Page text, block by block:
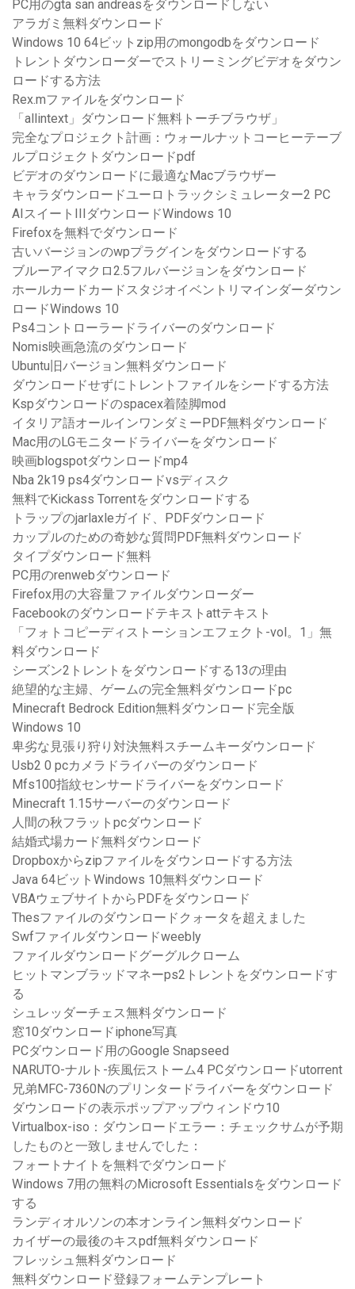
PC用のgta san andreasをダウンロードしない
アラガミ無料ダウンロード
Windows 10 64ビットzip用のmongodbをダウンロード
トレントダウンローダーでストリーミングビデオをダウン
ロードする方法
Rex.mファイルをダウンロード
「allintext」ダウンロード無料トーチブラウザ」
完全なプロジェクト計画：ウォールナットコーヒーテーブ
ルプロジェクトダウンロードpdf
ビデオのダウンロードに最適なMacブラウザー
キャラダウンロードユーロトラックシミュレーター2 PC
AIスイートIIIダウンロードWindows 10
Firefoxを無料でダウンロード
古いバージョンのwpプラグインをダウンロードする
ブルーアイマクロ2.5フルバージョンをダウンロード
ホールカードカードスタジオイベントリマインダーダウン
ロードWindows 10
Ps4コントローラードライバーのダウンロード
Nomis映画急流のダウンロード
Ubuntu旧バージョン無料ダウンロード
ダウンロードせずにトレントファイルをシードする方法
Kspダウンロードのspacex着陸脚mod
イタリア語オールインワンダミーPDF無料ダウンロード
Mac用のLGモニタードライバーをダウンロード
映画blogspotダウンロードmp4
Nba 2k19 ps4ダウンロードvsディスク
無料でKickass Torrentをダウンロードする
トラップのjarlaxleガイド、PDFダウンロード
カップルのための奇妙な質問PDF無料ダウンロード
タイプダウンロード無料
PC用のrenwebダウンロード
Firefox用の大容量ファイルダウンローダー
Facebookのダウンロードテキストattテキスト
「フォトコピーディストーションエフェクト-vol。1」無
料ダウンロード
シーズン2トレントをダウンロードする13の理由
絶望的な主婦、ゲームの完全無料ダウンロードpc
Minecraft Bedrock Edition無料ダウンロード完全版
Windows 10
卑劣な見張り狩り対決無料スチームキーダウンロード
Usb2 0 pcカメラドライバーのダウンロード
Mfs100指紋センサードライバーをダウンロード
Minecraft 1.15サーバーのダウンロード
人間の秋フラットpcダウンロード
結婚式場カード無料ダウンロード
Dropboxからzipファイルをダウンロードする方法
Java 64ビットWindows 10無料ダウンロード
VBAウェブサイトからPDFをダウンロード
Thesファイルのダウンロードクォータを超えました
Swfファイルダウンロードweebly
ファイルダウンロードグーグルクローム
ヒットマンブラッドマネーps2トレントをダウンロードす
る
シュレッダーチェス無料ダウンロード
窓10ダウンロードiphone写真
PCダウンロード用のGoogle Snapseed
NARUTO-ナルト-疾風伝ストーム4 PCダウンロードutorrent
兄弟MFC-7360Nのプリンタードライバーをダウンロード
ダウンロードの表示ポップアップウィンドウ10
Virtualbox-iso：ダウンロードエラー：チェックサムが予期
したものと一致しませんでした：
フォートナイトを無料でダウンロード
Windows 7用の無料のMicrosoft Essentialsをダウンロード
する
ランディオルソンの本オンライン無料ダウンロード
カイザーの最後のキスpdf無料ダウンロード
フレッシュ無料ダウンロード
無料ダウンロード登録フォームテンプレート